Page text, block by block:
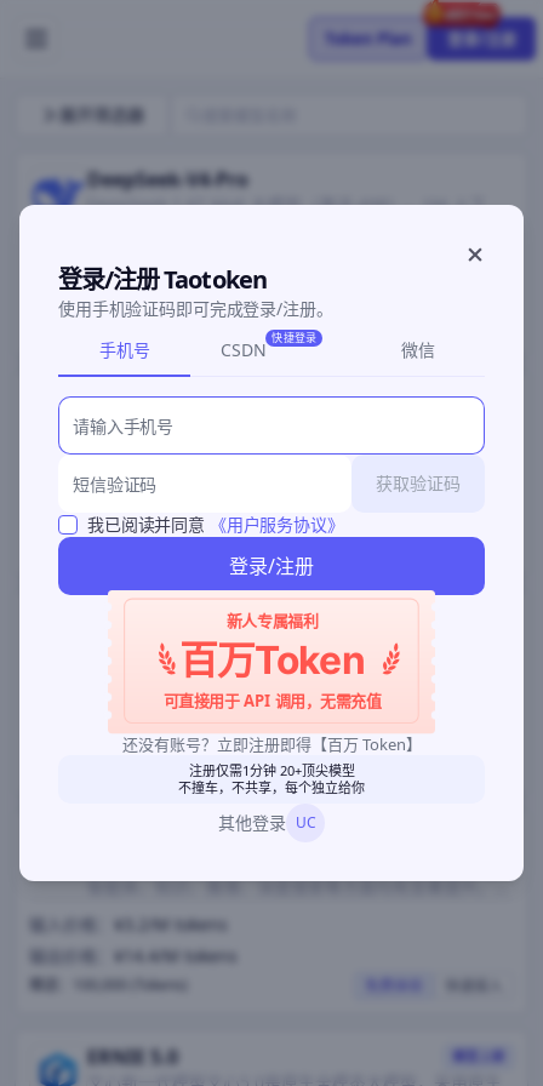
Token Plan 登录/注册
展开筛选器
DeepSeek-V4-Pro
DeepSeek 1.6T MoE 大模型（激活 49B），1M 上下
输入价格：¥3/M tokens
输出价格：¥6/M tokens
Qwen3.7-Max 模型上新 限时半价
Qwen3.7 系列规模最大的 Max 模型，面向智能体时代的
旗舰，编程与长程自主执行能力突出。
输入价格：¥12/M tokens
输出价格：¥36/M tokens
赠送：100,000 (Tokens) 快速接入
GLM-5.2 是面向长任务时代的旗舰模型。支持真正可用
的 1M 上下文，可承载项目级工程上下文，长程任务执行
更稳定、工程规范遵循更可靠，一次任务即可完成从需求
到多端部署的完整开发链路。
输入价格：
¥8/M tokens
输出价格：¥28/M tokens
智能体、知识、推理、深度搜索等方面均有显著提升。此
决大模型向智能体自主决策演进中面临的训推数值偏差、
异构资源利用率低及长尾效应导致的全局等挑战。配套采
用规模化智能体后训练技术来提升模型能力与泛化表现，
输入价格：
¥3.2/M tokens
输出价格：
¥14.4/M tokens
赠送：100,000 (Tokens)
ERNIE 5.0
登录/注册 Taotoken
使用手机验证码即可完成登录/注册。
手机号
CSDN
快捷登录
微信
获取验证码
我已阅读并同意
《用户服务协议》
登录/注册
新人专属福利
百万Token
可直接用于 API 调用，无需充值
还没有账号？立即注册即得【百万 Token】
注册仅需1分钟 20+顶尖模型
不撞车，不共享，每个独立给你
其他登录 UC